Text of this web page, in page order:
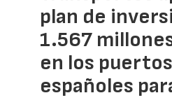
plan de
1.567
en los puertos
españoles